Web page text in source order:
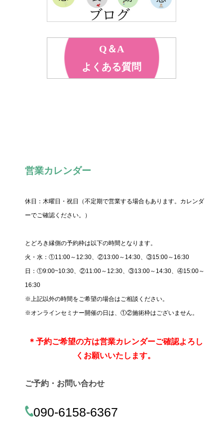
Q＆A
よくある質問
営業カレンダー
休日：木曜日・祝日（不定期で営業する場合もあります。カレンダ
ーでご確認ください。）
とどろき縁側の予約枠は以下の時間となります。
火・水：①11:00～12:30、②13:00～14:30、③15:00～16:30
日：①9:00~10:30、②11:00～12:30、③13:00～14:30、④15:00～
16:30
※上記以外の時間をご希望の場合はご相談ください。
※オンラインセミナー開催の日は、①②施術枠はございません。
＊ 予約ご希望の方は営業カレンダーご確認よろし
くお願いいたします。
ご予約・お問い合わせ
090-6158-6367